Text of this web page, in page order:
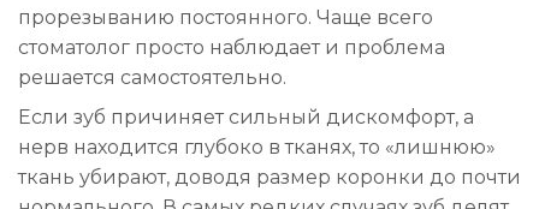
прорезыванию постоянного. Чаще всего
стоматолог просто наблюдает и проблема
решается самостоятельно.
Если зуб причиняет сильный дискомфорт, а
нерв находится глубоко в тканях, то «лишнюю»
ткань убирают, доводя размер коронки до почти